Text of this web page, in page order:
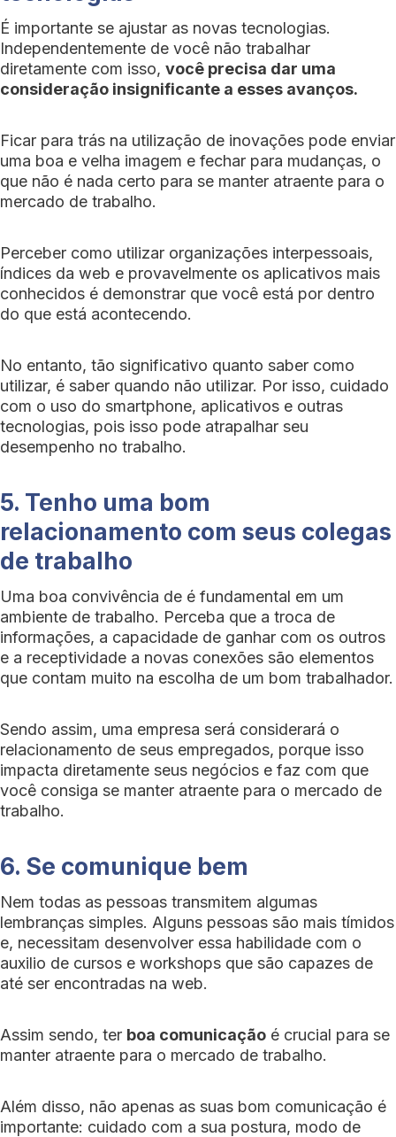
É importante se ajustar as novas tecnologias.
Independentemente de você não trabalhar
diretamente com isso, você precisa dar uma
consideração insignificante a esses avanços.
Ficar para trás na utilização de inovações pode enviar
uma boa e velha imagem e fechar para mudanças, o
que não é nada certo para se manter atraente para o
mercado de trabalho.
Perceber como utilizar organizações interpessoais,
índices da web e provavelmente os aplicativos mais
conhecidos é demonstrar que você está por dentro
do que está acontecendo.
No entanto, tão significativo quanto saber como
utilizar, é saber quando não utilizar. Por isso, cuidado
com o uso do smartphone, aplicativos e outras
tecnologias, pois isso pode atrapalhar seu
desempenho no trabalho.
5. Tenho uma bom
relacionamento com seus colegas
de trabalho
Uma boa convivência de é fundamental em um
ambiente de trabalho. Perceba que a troca de
informações, a capacidade de ganhar com os outros
e a receptividade a novas conexões são elementos
que contam muito na escolha de um bom trabalhador.
Sendo assim, uma empresa será considerará o
relacionamento de seus empregados, porque isso
impacta diretamente seus negócios e faz com que
você consiga se manter atraente para o mercado de
trabalho.
6. Se comunique bem
Nem todas as pessoas transmitem algumas
lembranças simples. Alguns pessoas são mais tímidos
e, necessitam desenvolver essa habilidade com o
auxilio de cursos e workshops que são capazes de
até ser encontradas na web.
Assim sendo, ter boa comunicação é crucial para se
manter atraente para o mercado de trabalho.
Além disso, não apenas as suas bom comunicação é
importante: cuidado com a sua postura, modo de